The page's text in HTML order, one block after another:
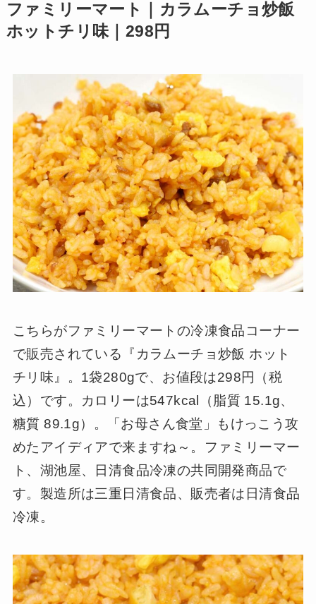
ファミリーマート｜カラムーチョ炒飯
ホットチリ味｜298円
こちらがファミリーマートの冷凍食品コーナー
で販売されている『カラムーチョ炒飯 ホット
チリ味』。1袋280gで、お値段は298円（税
込）です。カロリーは547kcal（脂質 15.1g、
糖質 89.1g）。「お母さん食堂」もけっこう攻
めたアイディアで来ますね～。ファミリーマー
ト、湖池屋、日清食品冷凍の共同開発商品で
す。製造所は三重日清食品、販売者は日清食品
冷凍。